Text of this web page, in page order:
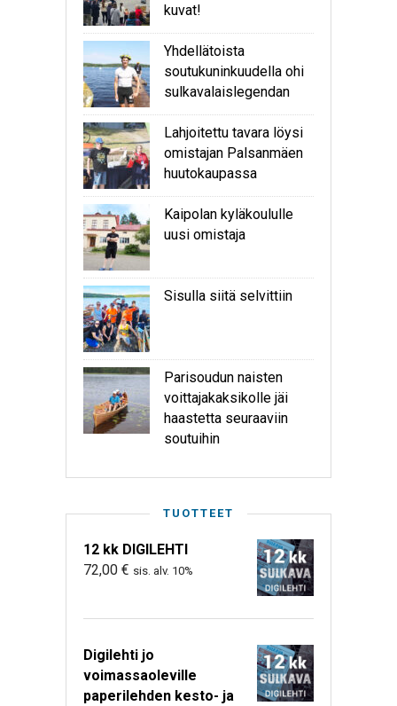
kuvat!
Yhdellätoista
soutukuninkuudella ohi
sulkavalaislegendan
Lahjoitettu tavara löysi
omistajan Palsanmäen
huutokaupassa
Kaipolan kyläkoululle
uusi omistaja
Sisulla siitä selvittiin
Parisoudun naisten
voittajakaksikolle jäi
haastetta seuraaviin
soutuihin
TUOTTEET
12 kk DIGILEHTI
72,00 € sis. alv. 10%
Digilehti jo
voimassaoleville
paperilehden kesto- ja